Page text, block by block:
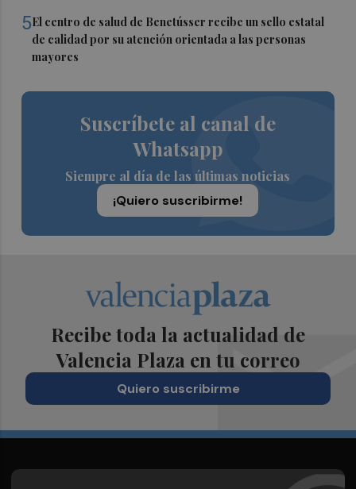
5El centro de salud de Benetússer recibe un sello estatal
de calidad por su atención orientada a las personas
mayores
Suscríbete al canal de
Whatsapp
Siempre al día de las últimas noticias
¡Quiero suscribirme!
Recibe toda la actualidad de
Valencia Plaza en tu correo
Quiero suscribirme